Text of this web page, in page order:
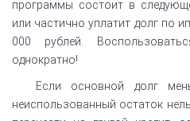
программы состоит в
или частично уплатит долг по
000 рублей.
однократно!
Если основной долг
неиспользованный остаток